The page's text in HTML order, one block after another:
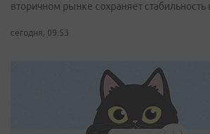
вторичном рынке сохраняет стабильность
сегодня, 09:53